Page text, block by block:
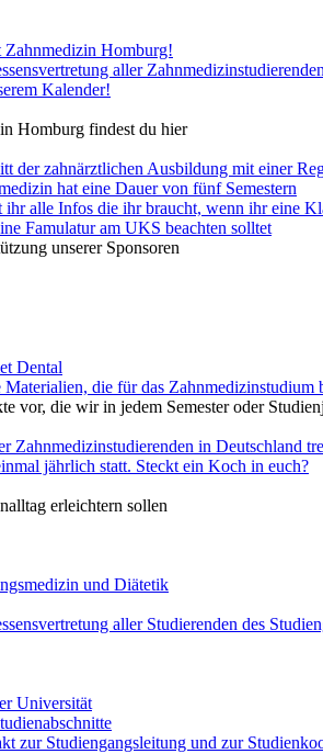
Zahnmedizin Homburg!
aller
Kalender!
Homburg findest du hier
der zahnärztlichen Ausbildung mit einer
hat eine Dauer von fünf Semestern
alle Infos die ihr braucht, wenn ihr eine
Famulatur am UKS beachten solltet
unserer Sponsoren
Dental
die für das Zahnmedizinstudium
vor, die wir in jedem Semester oder
Zahnmedizinstudierenden in Deutschland
jährlich statt. Steckt ein Koch in euch?
erleichtern sollen
und Diätetik
aller Studierenden des
Universität
zur Studiengangsleitung und zur